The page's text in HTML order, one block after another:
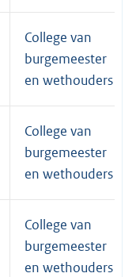
College van
burgemeester
en wethouders
College van
burgemeester
en wethouders
College van
burgemeester
en wethouders